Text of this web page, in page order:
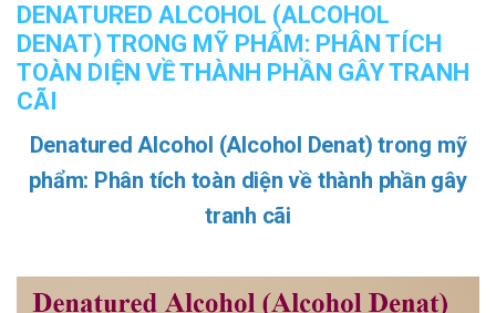
DENATURED ALCOHOL (ALCOHOL
DENAT) TRONG MỸ PHẨM: PHÂN TÍCH
TOÀN DIỆN VỀ THÀNH PHẦN GÂY TRANH
CÃI
Denatured Alcohol (Alcohol Denat) trong mỹ
phẩm: Phân tích toàn diện về thành phần gây
tranh cãi